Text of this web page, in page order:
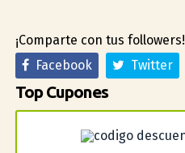
¡Comparte con tus followers!
Facebook
Twitter
Top Cupones